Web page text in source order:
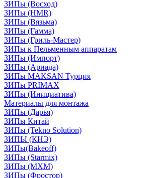
ЗИПы (Восход)
ЗИПы (HMR)
ЗИПы (Вязьма)
ЗИПы (Гамма)
ЗИПы (Гриль-Мастер)
ЗИПы к Пельменным аппаратам
ЗИПы (Импорт)
ЗИПы (Ариада)
ЗИПы MAKSAN Турция
ЗИПы PRIMAX
ЗИПы (Инициатива)
Материалы для монтажа
ЗИПы (Дарья)
ЗИПы Китай
ЗИПы (Tekno Solution)
ЗИПЫ (КНЭ)
ЗИПы(Bakeoff)
ЗИПы (Starmix)
ЗИПы (МХМ)
ЗИПы (Фростор)